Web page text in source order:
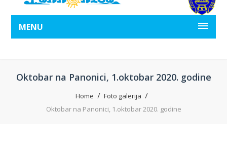
MENU
Oktobar na Panonici, 1.oktobar 2020. godine
Home
Foto galerija
Oktobar na Panonici, 1.oktobar 2020. godine